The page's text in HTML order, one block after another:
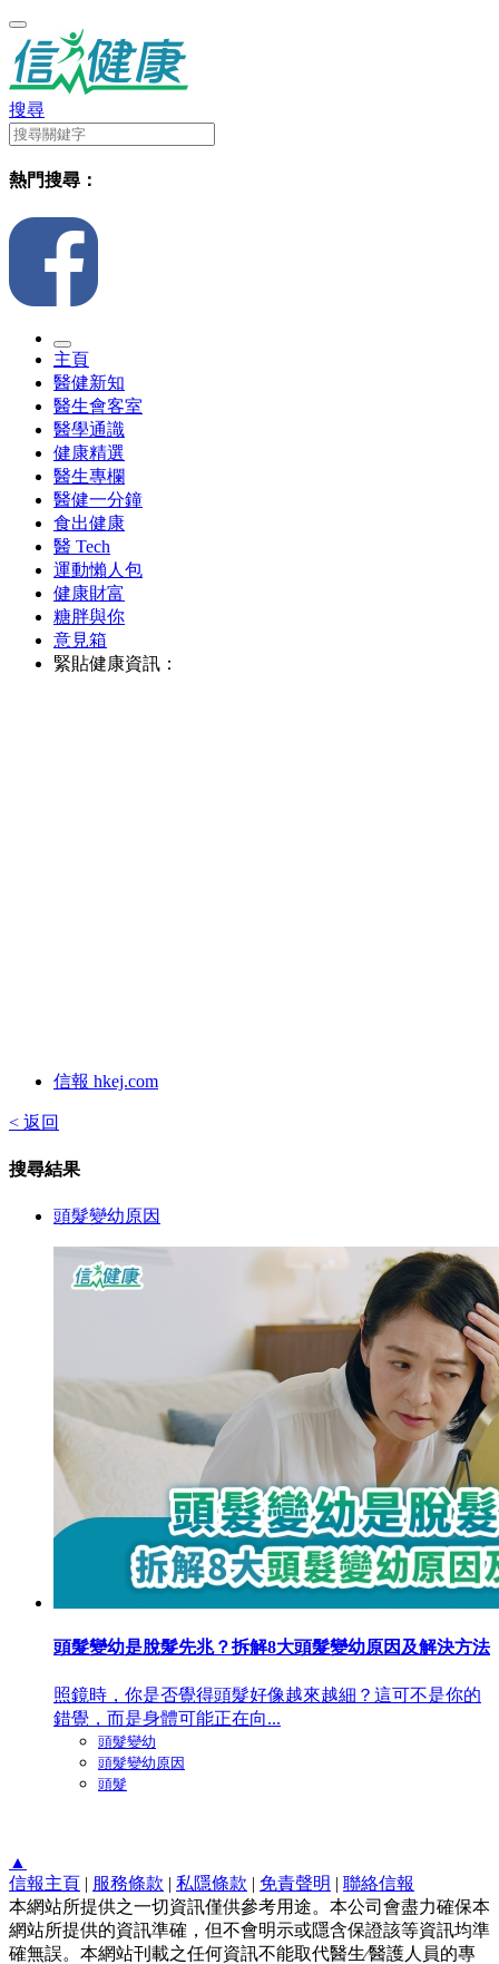
搜尋
熱門搜尋：
主頁
醫健新知
醫生會客室
醫學通識
健康精選
醫生專欄
醫健一分鐘
食出健康
醫 Tech
運動懶人包
健康財富
糖胖與你
意見箱
緊貼健康資訊：
信報 hkej.com
< 返回
搜尋結果
頭髮變幼原因
頭髮變幼是脫髮先兆？拆解8大頭髮變幼原因及解決方法
照鏡時，你是否覺得頭髮好像越來越細？這可不是你的
錯覺，而是身體可能正在向...
頭髮變幼
頭髮變幼原因
頭髮
▲
信報主頁 | 服務條款 | 私隱條款 | 免責聲明 | 聯絡信報
本網站所提供之一切資訊僅供參考用途。本公司會盡力確保本
網站所提供的資訊準確，但不會明示或隱含保證該等資訊均準
確無誤。本網站刊載之任何資訊不能取代醫生∕醫護人員的專